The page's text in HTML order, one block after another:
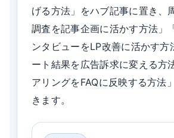
げる方法」をハブ記事に置き、
調査を記事企画に活かす方法」
ンタビューをLP改善に活かす方
ート結果を広告訴求に変える方
アリングをFAQに反映する方法
きます。